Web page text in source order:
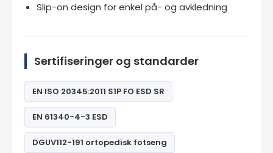
Slip-on design for enkel på- og avkledning
Sertifiseringer og standarder
EN ISO 20345:2011 S1P FO ESD SR
EN 61340-4-3 ESD
DGUV112-191 ortopedisk fotseng